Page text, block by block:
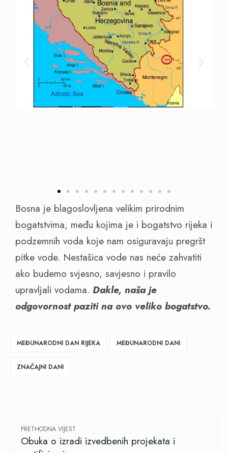
Bosna je blagoslovljena velikim prirodnim
bogatstvima, među kojima je i bogatstvo rijeka i
podzemnih voda koje nam osiguravaju pregršt
pitke vode. Nestašica vode nas neće zahvatiti
ako budemo svjesno, savjesno i pravilo
upravljali vodama. Dakle, naša je
odgovornost paziti na ovo veliko bogatstvo.
MEĐUNARODNI DAN RIJEKA MEĐUNARODNI DANI
ZNAČAJNI DANI
PRETHODNA VIJEST
Obuka o izradi izvedbenih projekata i